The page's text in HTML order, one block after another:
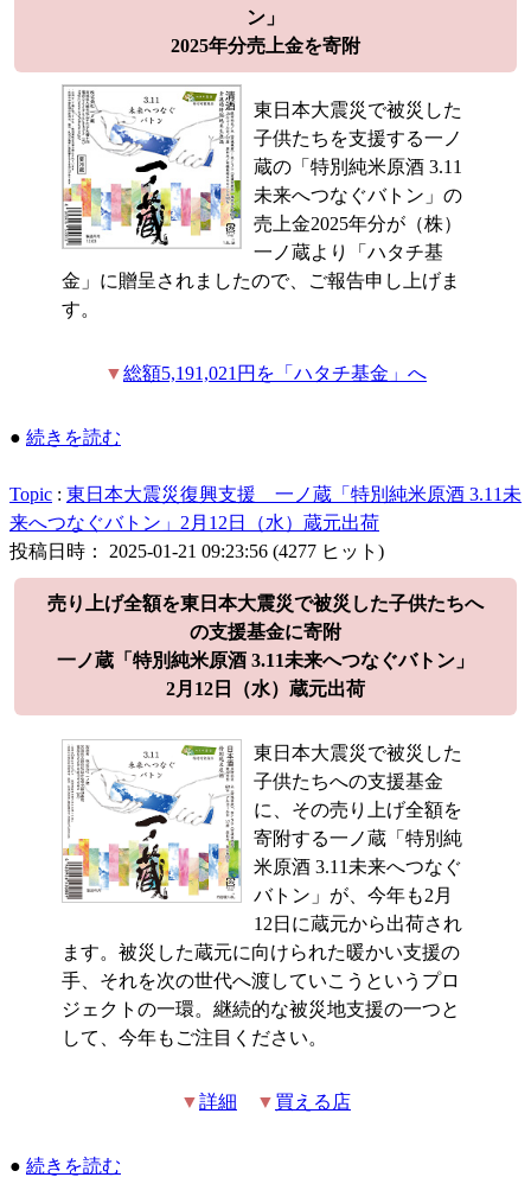
ン」
2025年分売上金を寄附
東日本大震災で被災した
子供たちを支援する一ノ
蔵の「特別純米原酒 3.11
未来へつなぐバトン」の
売上金2025年分が（株）
一ノ蔵より「ハタチ基
金」に贈呈されましたので、ご報告申し上げま
す。
▼総額5,191,021円を「ハタチ基金」へ
● 続きを読む
Topic : 東日本大震災復興支援 一ノ蔵「特別純米原酒 3.11未
来へつなぐバトン」2月12日（水）蔵元出荷
投稿日時： 2025-01-21 09:23:56 (4277 ヒット )
売り上げ全額を東日本大震災で被災した子供たちへ
の支援基金に寄附
一ノ蔵「特別純米原酒 3.11未来へつなぐバトン」
2月12日（水）蔵元出荷
東日本大震災で被災した
子供たちへの支援基金
に、その売り上げ全額を
寄附する一ノ蔵「特別純
米原酒 3.11未来へつなぐ
バトン」が、今年も2月
12日に蔵元から出荷され
ます。被災した蔵元に向けられた暖かい支援の
手、それを次の世代へ渡していこうというプロ
ジェクトの一環。継続的な被災地支援の一つと
して、今年もご注目ください。
▼詳細 ▼ 買える店
● 続きを読む